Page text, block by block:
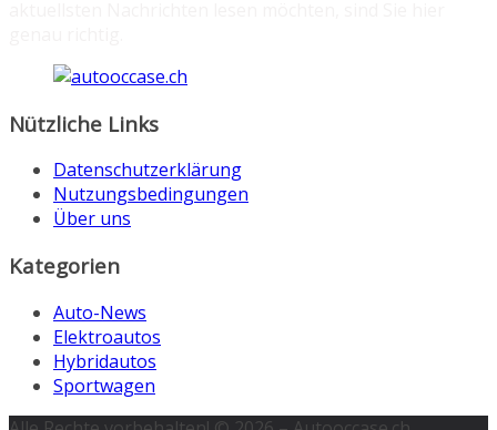
Nützliche Links
Datenschutzerklärung
Nutzungsbedingungen
Über uns
Kategorien
Auto-News
Elektroautos
Hybridautos
Sportwagen